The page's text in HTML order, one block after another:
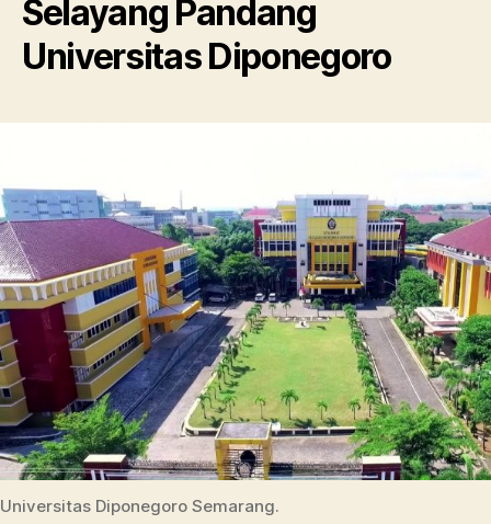
Selayang Pandang
Universitas Diponegoro
Universitas Diponegoro Semarang.